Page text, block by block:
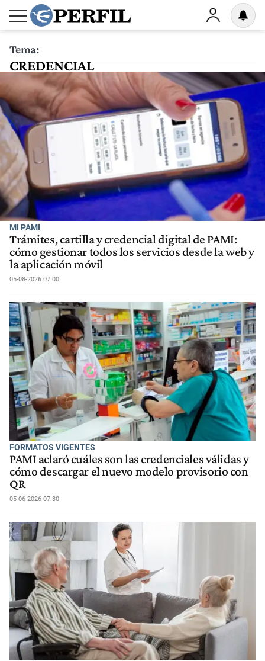
Tema:
CREDENCIAL
MI PAMI
Trámites, cartilla y credencial digital de PAMI:
cómo gestionar todos los servicios desde la web y
la aplicación móvil
05-08-2026 07:00
FORMATOS VIGENTES
PAMI aclaró cuáles son las credenciales válidas y
cómo descargar el nuevo modelo provisorio con
QR
05-06-2026 07:30